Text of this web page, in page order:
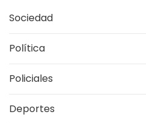
Sociedad
Política
Policiales
Deportes